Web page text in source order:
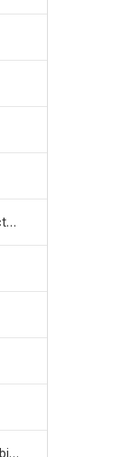
Embalaje Logístico Comercio Electrónico
Materias primas compostables y biodegradables